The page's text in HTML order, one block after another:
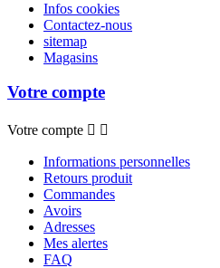
Infos cookies
Contactez-nous
sitemap
Magasins
Votre compte
Votre compte  
Informations personnelles
Retours produit
Commandes
Avoirs
Adresses
Mes alertes
FAQ